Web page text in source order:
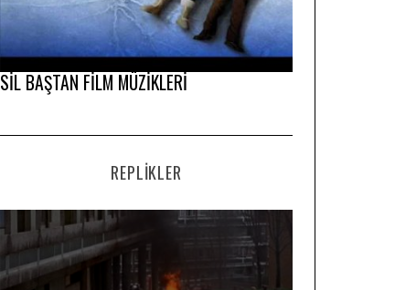
SİL BAŞTAN FİLM MÜZİKLERİ
REPLIKLER